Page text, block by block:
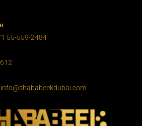
55-559-2484
info@shababeekdubai.com